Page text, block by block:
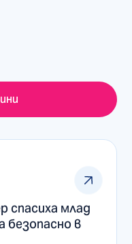
спасиха млад
безопасно в